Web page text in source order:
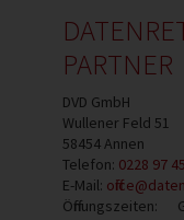
PARTNER
DVD GmbH
Wullener Feld 51
58454 Annen
Telefon: 0228 97
E-Mail:
Öffnungszeiten: